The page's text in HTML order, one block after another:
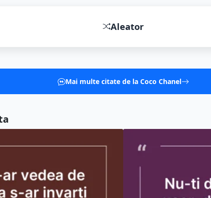
Aleator
Mai multe citate de la Coco Chanel